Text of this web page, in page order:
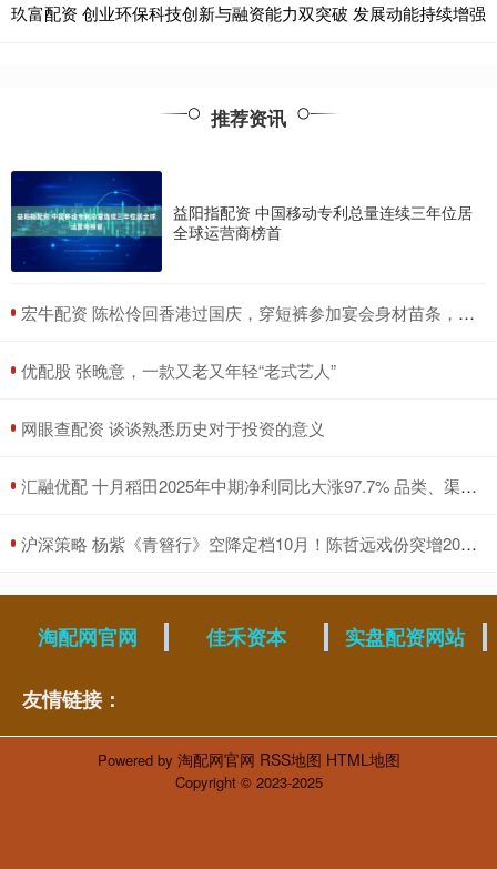
玖富配资 创业环保科技创新与融资能力双突破 发展动能持续增强
推荐资讯
益阳指配资 中国移动专利总量连续三年位居
全球运营商榜首
​宏牛配资 陈松伶回香港过国庆，穿短裤参加宴会身材苗条，小9岁丈夫好健硕
​优配股 张晚意，一款又老又年轻“老式艺人”
​网眼查配资 谈谈熟悉历史对于投资的意义
​汇融优配 十月稻田2025年中期净利同比大涨97.7% 品类、渠道、品牌多维驱动
​沪深策略 杨紫《青簪行》空降定档10月！陈哲远戏份突增20%，成男二号？
淘配网官网 佳禾资本 实盘配资网站
友情链接：
Powered by 淘配网官网 RSS地图 HTML地图
Copyright © 2023-2025